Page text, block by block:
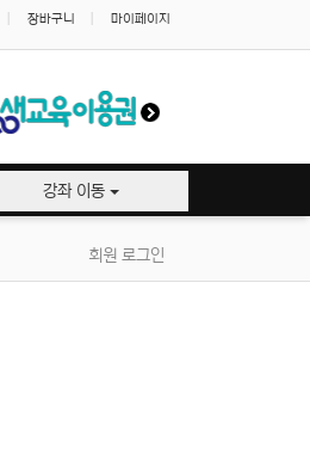
장바구니 마이페이지
강좌 이동
회원 로그인